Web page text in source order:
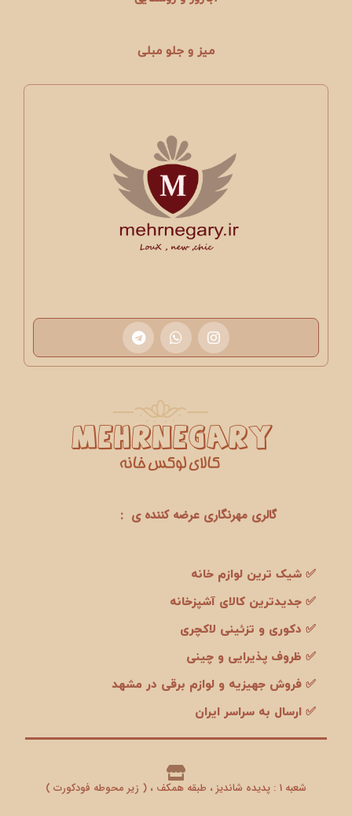
میز و جلو مبلی
گالری مهرنگاری عرضه کننده ی :
✅ شیک ترین لوازم خانه
✅ جدیدترین کالای آشپزخانه
✅ دکوری و تزئینی لاکچری
✅ ظروف پذیرایی و چینی
✅ فروش جهیزیه و لوازم برقی در مشهد
✅ ارسال به سراسر ایران
شعبه 1 : پدیده شاندیز ، طبقه همکف ، ( زیر محوطه فودکورت )